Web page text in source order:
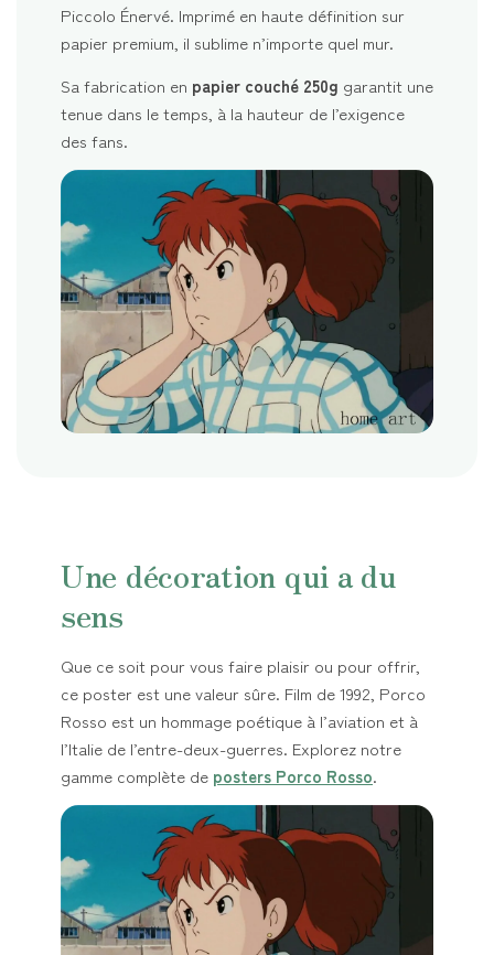
Piccolo Énervé. Imprimé en haute définition sur
papier premium, il sublime n’importe quel mur.
Sa fabrication en papier couché 250g garantit une
tenue dans le temps, à la hauteur de l’exigence
des fans.
Une décoration qui a du
sens
Que ce soit pour vous faire plaisir ou pour offrir,
ce poster est une valeur sûre. Film de 1992, Porco
Rosso est un hommage poétique à l’aviation et à
l’Italie de l’entre-deux-guerres. Explorez notre
gamme complète de posters Porco Rosso.